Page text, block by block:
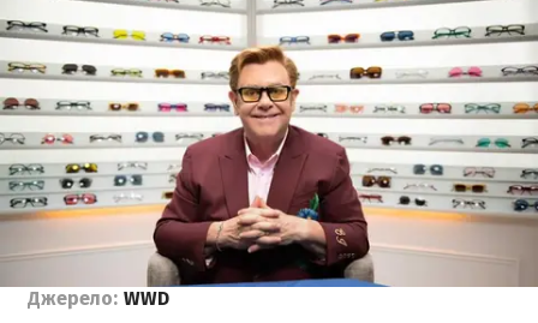
Джерело: WWD